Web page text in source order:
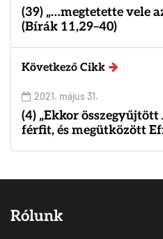
(39) „…megtetette vele
(Bírák 11,29–40)
Következő Cikk
2021. május 31.
(4) „Ekkor
férfit, és megütközött
Rólunk